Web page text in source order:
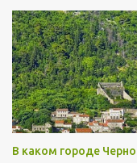
и 14 июля (вт) - День
13 ноября (пт) и 14
dan), праздник
В каком городе